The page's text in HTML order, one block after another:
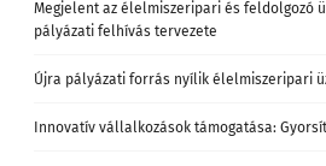
Megjelent az élelmiszeripari és feldolgozó
pályázati felhívás tervezete
Újra pályázati forrás nyílik élelmiszeripari
Innovatív vállalkozások támogatása: